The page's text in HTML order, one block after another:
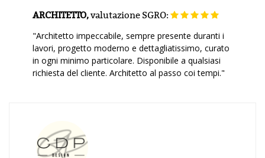
ARCHITETTO,valutazioneSGRO:
"Architetto impeccabile, sempre presente duranti i
lavori, progetto moderno e dettagliatissimo, curato
in ogni minimo particolare. Disponibile a qualsiasi
richiesta del cliente. Architetto al passo coi tempi."